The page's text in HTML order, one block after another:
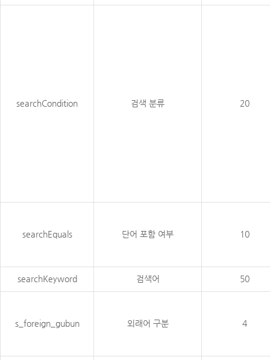
searchCondition 검색 분류 20
searchEquals 단어 포함 여부 10
searchKeyword 검색어 50
s_foreign_gubun 외래어 구분 4